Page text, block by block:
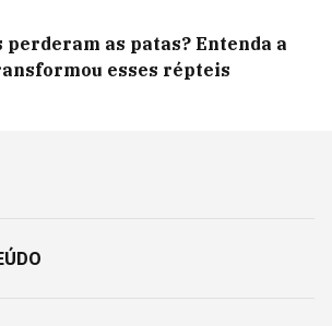
perderam as patas? Entenda a
esses répteis